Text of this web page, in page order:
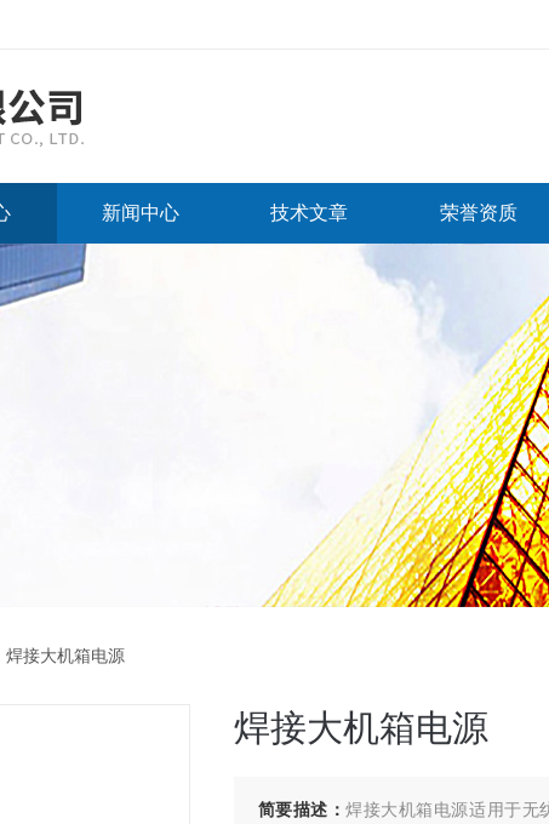
新闻中心 技术文章 荣誉资质
接大机箱电源
焊接大机箱电源
简要描述： 焊接大机箱电源适用于无